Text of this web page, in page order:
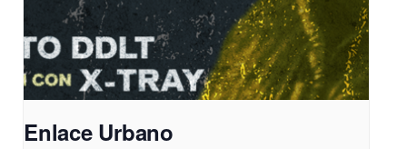
Enlace Urbano